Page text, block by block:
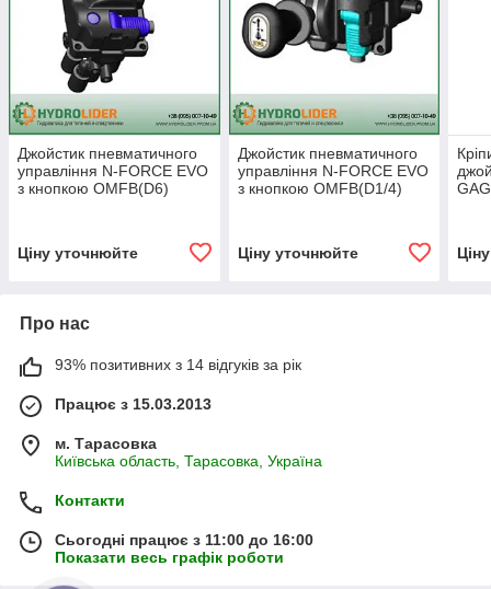
Джойстик пневматичного
управління N-FORCE EVO
з кнопкою OMFB(D6)
Ціну уточнюйте
Джойстик пневматичного
управління N-FORCE EVO
з кнопкою OMFB(D1/4)
Ціну уточнюйте
Про нас
93% позитивних з 14 відгуків за рік
Працює з 15.03.2013
м. Тарасовка
Київська область, Тарасовка, Україна
Контакти
Сьогодні працює з 11:00 до 16:00
Показати весь графік роботи